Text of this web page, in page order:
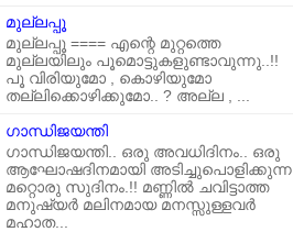
മുല്ലപ്പൂ
മുല്ലപ്പൂ ==== എന്റെ മുറ്റത്തെ
മുല്ലയിലും പൂമൊട്ടുകളുണ്ടാവുന്നു..!!
പൂ വിരിയുമോ , കൊഴിയുമോ
തല്ലിക്കൊഴിക്കുമോ.. ? അല്ല , ...
ഗാന്ധിജയന്തി
ഗാന്ധിജയന്തി.. ഒരു അവധിദിനം.. ഒരു
ആഘോഷദിനമായി അടിച്ചുപൊളിക്കുന്ന
മറ്റൊരു സുദിനം.!! മണ്ണിൽ ചവിട്ടാത്ത
മനുഷ്യർ മലിനമായ മനസ്സുള്ളവർ
മഹാത...